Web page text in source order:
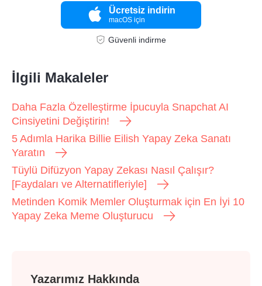
Ücretsiz indirin
macOS için
Güvenli indirme
İlgili Makaleler
Daha Fazla Özelleştirme İpucuyla Snapchat AI
Cinsiyetini Değiştirin!
5 Adımla Harika Billie Eilish Yapay Zeka Sanatı
Yaratın
Tüylü Difüzyon Yapay Zekası Nasıl Çalışır?
[Faydaları ve Alternatifleriyle]
Metinden Komik Memler Oluşturmak için En İyi 10
Yapay Zeka Meme Oluşturucu
Yazarımız Hakkında